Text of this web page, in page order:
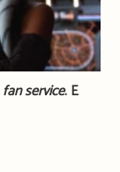
fan service. E